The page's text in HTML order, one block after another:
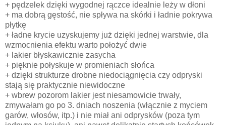
+ pędzelek dzięki wygodnej rączce idealnie leży w dłoni
+ ma dobrą gęstość, nie spływa na skórki i ładnie pokrywa
płytkę
+ ładne krycie uzyskujemy już dzięki jednej warstwie, dla
wzmocnienia efektu warto położyć dwie
+ lakier błyskawicznie zasycha
+ pięknie połyskuje w promieniach słońca
+ dzięki strukturze drobne niedociągnięcia czy odpryski
stają się praktycznie niewidoczne
+ wbrew pozorom lakier jest niesamowicie trwały,
zmywałam go po 3. dniach noszenia (włącznie z myciem
garów, włosów, itp.) i nie miał ani odprysków (poza tym